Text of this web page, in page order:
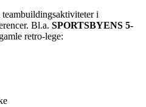
i
Bl.a. SPORTSBYENS 5-
retro-lege: